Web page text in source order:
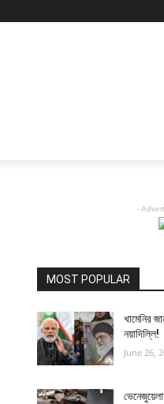
-
MOST POPULAR
খামেনির
নয়াদিল্লি!
June 26,